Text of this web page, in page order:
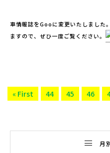
車情報誌をGooに変更いたしました
ますので、ぜひ一度ご覧ください。
« First 44 45 46
月